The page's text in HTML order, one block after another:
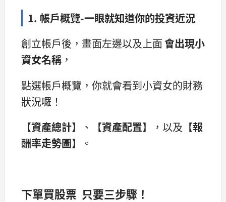
1. 帳戶概覽-一眼就知道你的投資近況
創立帳戶後，畫面左邊以及上面會出現小
資女名稱 ，
點選帳戶概覽，你就會看到小資女的財務
狀況囉！
【資產總計】、【資產配置】，以及【報
酬率走勢圖】。
下單買股票 只要三步驟！